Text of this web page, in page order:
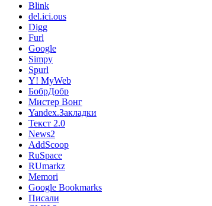
Blink
del.ici.ous
Digg
Furl
Google
Simpy
Spurl
Y! MyWeb
БобрДобр
Мистер Вонг
Yandex.Закладки
Текст 2.0
News2
AddScoop
RuSpace
RUmarkz
Memori
Google Bookmarks
Писали